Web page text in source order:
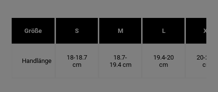
Größe S M L XL
Handlänge
18-18.7
cm
18.7-
19.4 cm
19.4-20
cm
20-20.6
cm